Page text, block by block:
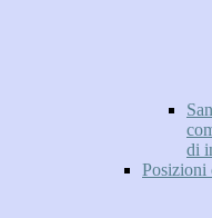
di
Posizioni